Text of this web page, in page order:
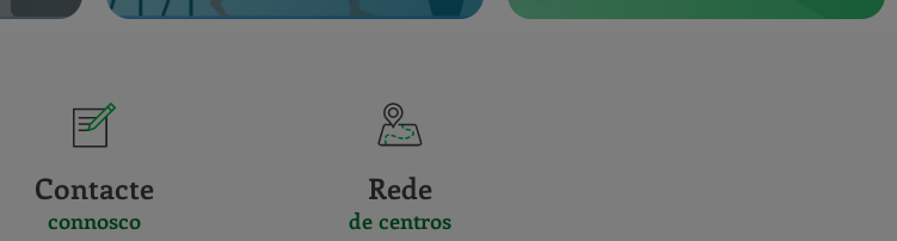
Contacte
connosco
Rede
de centros